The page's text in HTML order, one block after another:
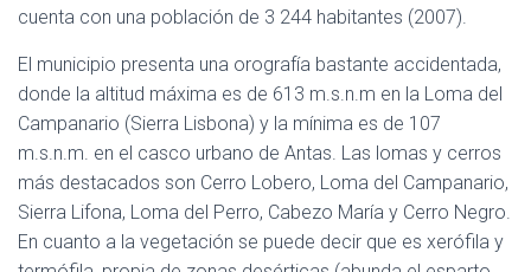
cuenta con una población de 3 244 habitantes (2007).
El municipio presenta una orografía bastante accidentada,
donde la altitud máxima es de 613 m.s.n.m en la Loma del
Campanario (Sierra Lisbona) y la mínima es de 107
m.s.n.m. en el casco urbano de Antas. Las lomas y cerros
más destacados son Cerro Lobero, Loma del Campanario,
Sierra Lifona, Loma del Perro, Cabezo María y Cerro Negro.
En cuanto a la vegetación se puede decir que es xerófila y